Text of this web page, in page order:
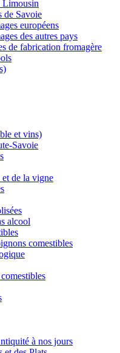
Limousin
de Savoie
européens
des autres pays
de fabrication fromagère
et vins)
Savoie
de la vigne
alcool
comestibles
à nos jours